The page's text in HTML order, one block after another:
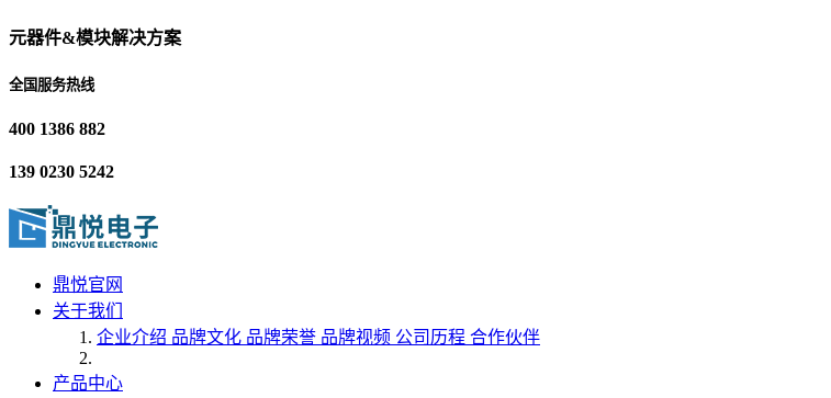
元器件&模块解决方案
全国服务热线
400 1386 882
139 0230 5242
鼎悦官网
关于我们
企业介绍 品牌文化 品牌荣誉 品牌视频 公司历程 合作伙伴
产品中心